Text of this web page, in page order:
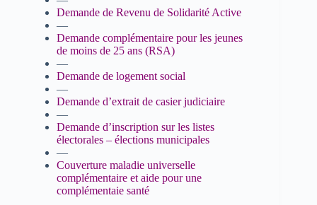
Demande de Revenu de Solidarité Active
—
Demande complémentaire pour les jeunes
de moins de 25 ans (RSA)
—
Demande de logement social
—
Demande d’extrait de casier judiciaire
—
Demande d’inscription sur les listes
électorales – élections municipales
—
Couverture maladie universelle
complémentaire et aide pour une
complémentaie santé